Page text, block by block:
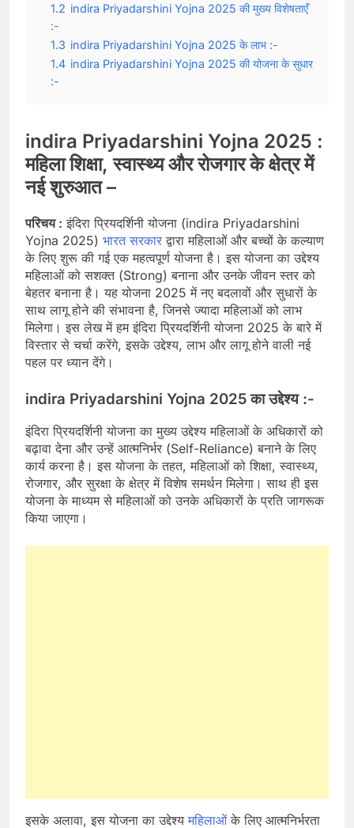
1.2 indira Priyadarshini Yojna 2025 की मुख्य विशेषताएँ
:-
1.3 indira Priyadarshini Yojna 2025 के लाभ :-
1.4 indira Priyadarshini Yojna 2025 की योजना के सुधार
:-
indira Priyadarshini Yojna 2025 :
महिला शिक्षा, स्वास्थ्य और रोजगार के क्षेत्र में
नई शुरुआत –
परिचय : इंदिरा प्रियदर्शिनी योजना (indira Priyadarshini
Yojna 2025) भारत सरकार द्वारा महिलाओं और बच्चों के कल्याण
के लिए शुरू की गई एक महत्वपूर्ण योजना है। इस योजना का उद्देश्य
महिलाओं को सशक्त (Strong) बनाना और उनके जीवन स्तर को
बेहतर बनाना है। यह योजना 2025 में नए बदलावों और सुधारों के
साथ लागू होने की संभावना है, जिनसे ज्यादा महिलाओं को लाभ
मिलेगा। इस लेख में हम इंदिरा प्रियदर्शिनी योजना 2025 के बारे में
विस्तार से चर्चा करेंगे, इसके उद्देश्य, लाभ और लागू होने वाली नई
पहल पर ध्यान देंगे।
indira Priyadarshini Yojna 2025का उद्देश्य :-
इंदिरा प्रियदर्शिनी योजना का मुख्य उद्देश्य महिलाओं के अधिकारों को
बढ़ावा देना और उन्हें आत्मनिर्भर (Self-Reliance) बनाने के लिए
कार्य करना है। इस योजना के तहत, महिलाओं को शिक्षा, स्वास्थ्य,
रोजगार, और सुरक्षा के क्षेत्र में विशेष समर्थन मिलेगा। साथ ही इस
योजना के माध्यम से महिलाओं को उनके अधिकारों के प्रति जागरूक
किया जाएगा।
इसके अलावा, इस योजना का उद्देश्य महिलाओंके लिए आत्मनिर्भरता